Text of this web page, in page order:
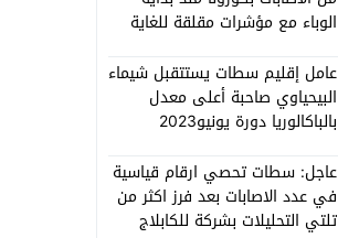
الوباء مع مؤشرات مقلقة للغاية
عامل إقليم سطات يستتقبل شيماء
البيحياوي صاحبة أعلى معدل
بالباكالوريا دورة يونيو2023
عاجل: سطات تحصي ارقام قياسية
في عدد الاصابات بعد فرز اكثر من
تلتي التحليلات بشركة للكابلاج